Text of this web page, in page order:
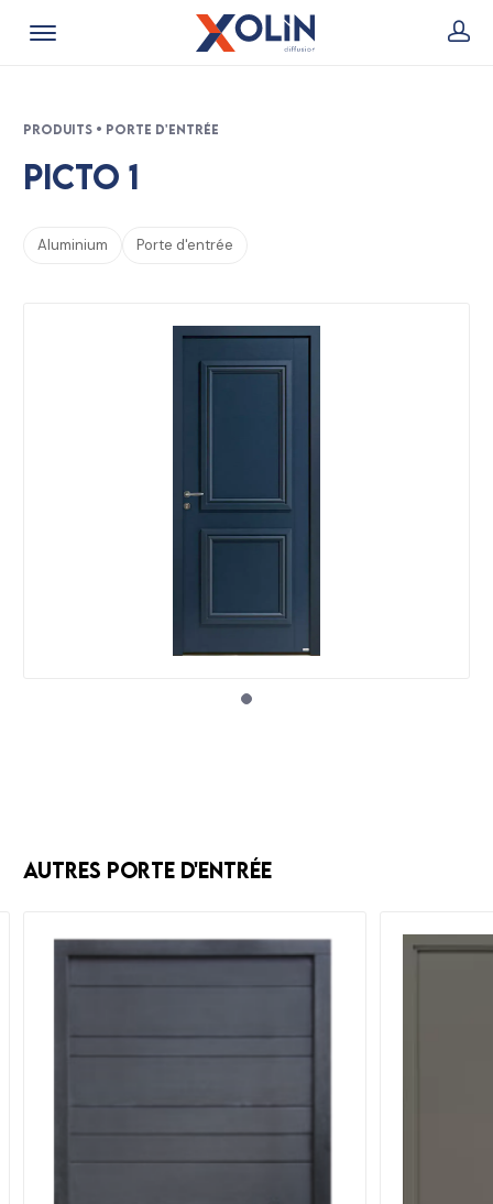
Produits • Porte d'entrée
Picto 1
Aluminium Porte d'entrée
Autres Porte d'entrée